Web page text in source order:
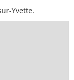
Yvette.